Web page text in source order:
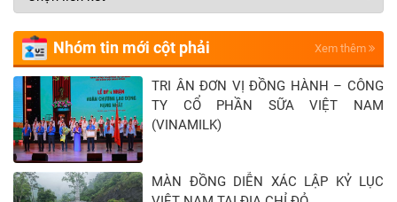
Nhóm tin mới cột phải Xem thêm
TRI ÂN ĐƠN VỊ ĐỒNG HÀNH – CÔNG
TY CỔ PHẦN SỮA VIỆT NAM
(VINAMILK)
MÀN ĐỒNG DIỄN XÁC LẬP KỶ LỤC